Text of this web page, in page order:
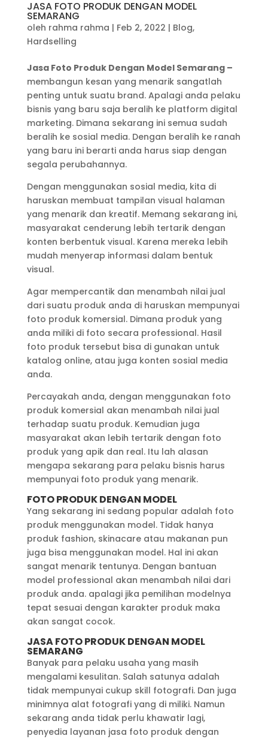
JASA FOTO PRODUK DENGAN MODEL
SEMARANG
oleh rahma rahma | Feb 2, 2022 | Blog,
Hardselling
Jasa Foto Produk Dengan Model Semarang –
membangun kesan yang menarik sangatlah
penting untuk suatu brand. Apalagi anda pelaku
bisnis yang baru saja beralih ke platform digital
marketing. Dimana sekarang ini semua sudah
beralih ke sosial media. Dengan beralih ke ranah
yang baru ini berarti anda harus siap dengan
segala perubahannya.
Dengan menggunakan sosial media, kita di
haruskan membuat tampilan visual halaman
yang menarik dan kreatif. Memang sekarang ini,
masyarakat cenderung lebih tertarik dengan
konten berbentuk visual. Karena mereka lebih
mudah menyerap informasi dalam bentuk
visual.
Agar mempercantik dan menambah nilai jual
dari suatu produk anda di haruskan mempunyai
foto produk komersial. Dimana produk yang
anda miliki di foto secara professional. Hasil
foto produk tersebut bisa di gunakan untuk
katalog online, atau juga konten sosial media
anda.
Percayakah anda, dengan menggunakan foto
produk komersial akan menambah nilai jual
terhadap suatu produk. Kemudian juga
masyarakat akan lebih tertarik dengan foto
produk yang apik dan real. Itu lah alasan
mengapa sekarang para pelaku bisnis harus
mempunyai foto produk yang menarik.
FOTO PRODUK DENGAN MODEL
Yang sekarang ini sedang popular adalah foto
produk menggunakan model. Tidak hanya
produk fashion, skinacare atau makanan pun
juga bisa menggunakan model. Hal ini akan
sangat menarik tentunya. Dengan bantuan
model professional akan menambah nilai dari
produk anda. apalagi jika pemilihan modelnya
tepat sesuai dengan karakter produk maka
akan sangat cocok.
JASA FOTO PRODUK DENGAN MODEL
SEMARANG
Banyak para pelaku usaha yang masih
mengalami kesulitan. Salah satunya adalah
tidak mempunyai cukup skill fotografi. Dan juga
minimnya alat fotografi yang di miliki. Namun
sekarang anda tidak perlu khawatir lagi,
penyedia layanan jasa foto produk dengan